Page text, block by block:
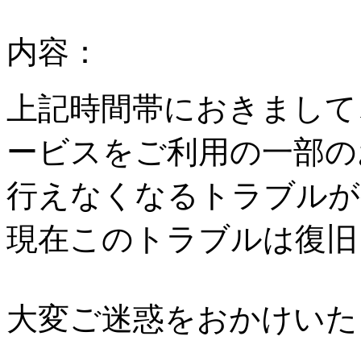
内容：
上記時間帯におきまし
ービスをご利用の一部
行えなくなるトラブル
現在このトラブルは復
大変ご迷惑をおかけい